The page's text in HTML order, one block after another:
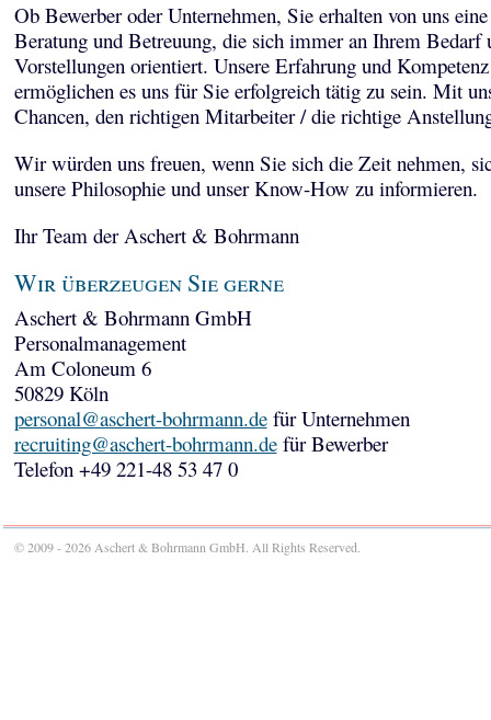
Ob Bewerber oder Unternehmen, Sie erhalten von uns
Beratung und Betreuung, die sich immer an Ihrem Bedarf
Vorstellungen orientiert. Unsere Erfahrung und Kompetenz
ermöglichen es uns für Sie erfolgreich tätig zu sein. Mit
Chancen, den richtigen Mitarbeiter / die richtige
Wir würden uns freuen, wenn Sie sich die Zeit nehmen,
unsere Philosophie und unser Know-How zu informieren.
Ihr Team der Aschert & Bohrmann
Wir überzeugen Sie gerne
Aschert & Bohrmann GmbH
Personalmanagement
Am Coloneum 6
50829 Köln
personal@aschert-bohrmann.defür Unternehmen
recruiting@aschert-bohrmann.defür Bewerber
Telefon +49 221-48 53 47 0
© 2009 - 2026 Aschert & Bohrmann GmbH. All Rights Reserved.